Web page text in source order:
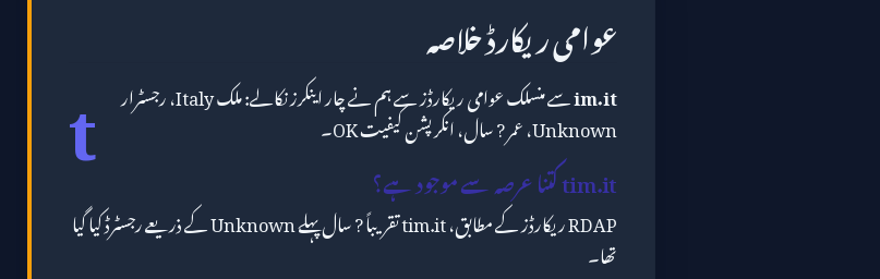
عوامی ریکارڈ خلاصہ t im.it سے منسلک عوامی ریکارڈز سے ہم نے چار اینکرز نکالے: ملک Italy، رجسٹرار
Unknown، عمر ? سال، انکرپشن کیفیت OK۔
tim.it کتنا عرصہ سے موجود ہے؟
RDAP ریکارڈز کے مطابق، tim.it تقریباً ? سال پہلے Unknown کے ذریعے رجسٹرڈ کیا گیا
تھا۔